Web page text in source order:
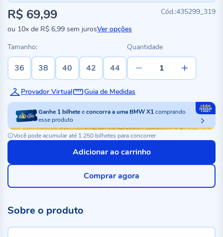
435299_319
R$ 69,99
ou 10x de R$ 6,99 sem jurosVer opções
Tamanho:
36 38 40 42 44
Quantidade
Provador Virtual Guia de Medidas
Ganhe 1bilheteeconcorra a uma BMW X1comprando
esse produto
Você pode acumular até 1.250 bilhetes para concorrer
Adicionar ao carrinho
Comprar agora
Sobre o produto